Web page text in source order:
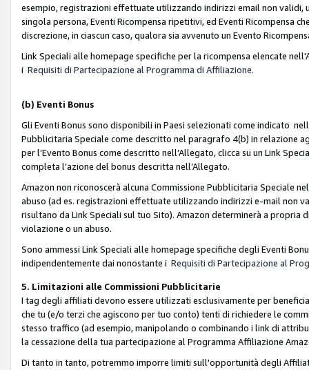
esempio, registrazioni effettuate utilizzando indirizzi email non
singola persona, Eventi Ricompensa ripetitivi, ed Eventi Ricompensa
discrezione, in ciascun caso, qualora sia avvenuto un Evento
Link Speciali alle homepage specifiche per la ricompensa elencate
i Requisiti di Partecipazione al Programma di Affiliazione.
(b) Eventi Bonus
Gli Eventi Bonus sono disponibili in Paesi selezionati come indicato
Pubblicitaria Speciale come descritto nel paragrafo 4(b) in relazione
per l’Evento Bonus come descritto nell’Allegato, clicca su un Link
completa l’azione del bonus descritta nell’Allegato.
Amazon non riconoscerà alcuna Commissione Pubblicitaria Speciale
abuso (ad es. registrazioni effettuate utilizzando indirizzi e-mail non
risultano da Link Speciali sul tuo Sito). Amazon determinerà a propria
violazione o un abuso.
Sono ammessi Link Speciali alle homepage specifiche degli Eventi
indipendentemente dai nonostante i Requisiti di Partecipazione al
5. Limitazioni alle Commissioni Pubblicitarie
I tag degli affiliati devono essere utilizzati esclusivamente per
che tu (e/o terzi che agiscono per tuo conto) tenti di richiedere le
stesso traffico (ad esempio, manipolando o combinando i link di
la cessazione della tua partecipazione al Programma Affiliazione
Di tanto in tanto, potremmo imporre limiti sull'opportunità degli